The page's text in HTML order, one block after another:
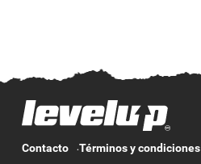
Contacto Términos y condiciones